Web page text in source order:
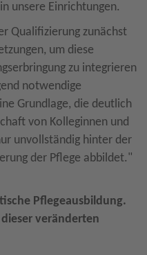
unsere Einrichtungen.
Qualifizierung zunächst
um diese
zu integrieren
notwendige
Grundlage, die deutlich
von Kolleginnen und
unvollständig hinter der
der Pflege abbildet."
Pflegeausbildung.
veränderten